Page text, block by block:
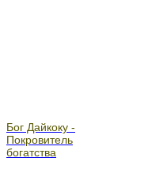
Бог Дайкоку -
Покровитель
богатства